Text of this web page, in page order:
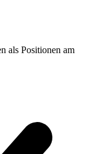
als Positionen am